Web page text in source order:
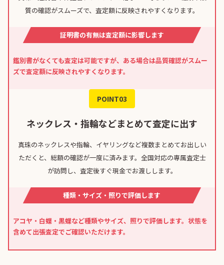
質の確認がスムーズで、査定額に反映されやすくなります。
証明書の有無は査定額に影響します
鑑別書がなくても査定は可能ですが、ある場合は品質確認がスムー
ズで査定額に反映されやすくなります。
POINT03
ネックレス・指輪などまとめて査定に出す
真珠のネックレスや指輪、イヤリングなど複数まとめてお出しい
ただくと、総額の確認が一度に済みます。全国対応の専属査定士
が訪問し、査定後すぐ現金でお渡しします。
種類・サイズ・照りで評価します
アコヤ・白蝶・黒蝶など種類やサイズ、照りで評価します。状態を
含めて出張査定でご確認いただけます。